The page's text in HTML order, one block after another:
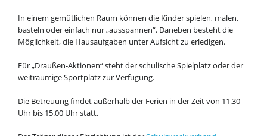
In einem gemütlichen Raum können die Kinder spielen, malen,
basteln oder einfach nur „ausspannen“. Daneben besteht die
Möglichkeit, die Hausaufgaben unter Aufsicht zu erledigen.
Für „Draußen-Aktionen“ steht der schulische Spielplatz oder der
weiträumige Sportplatz zur Verfügung.
Die Betreuung findet außerhalb der Ferien in der Zeit von 11.30
Uhr bis 15.00 Uhr statt.